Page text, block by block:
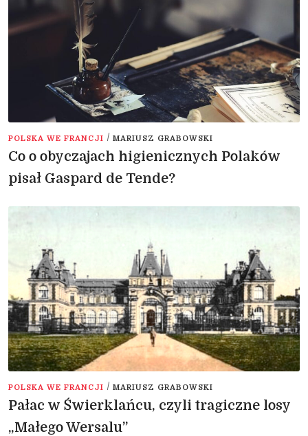
POLSKA WE FRANCJI / MARIUSZ GRABOWSKI
Co o obyczajach higienicznych Polaków
pisał Gaspard de Tende?
POLSKA WE FRANCJI / MARIUSZ GRABOWSKI
Pałac w Świerklańcu, czyli tragiczne losy
„Małego Wersalu”